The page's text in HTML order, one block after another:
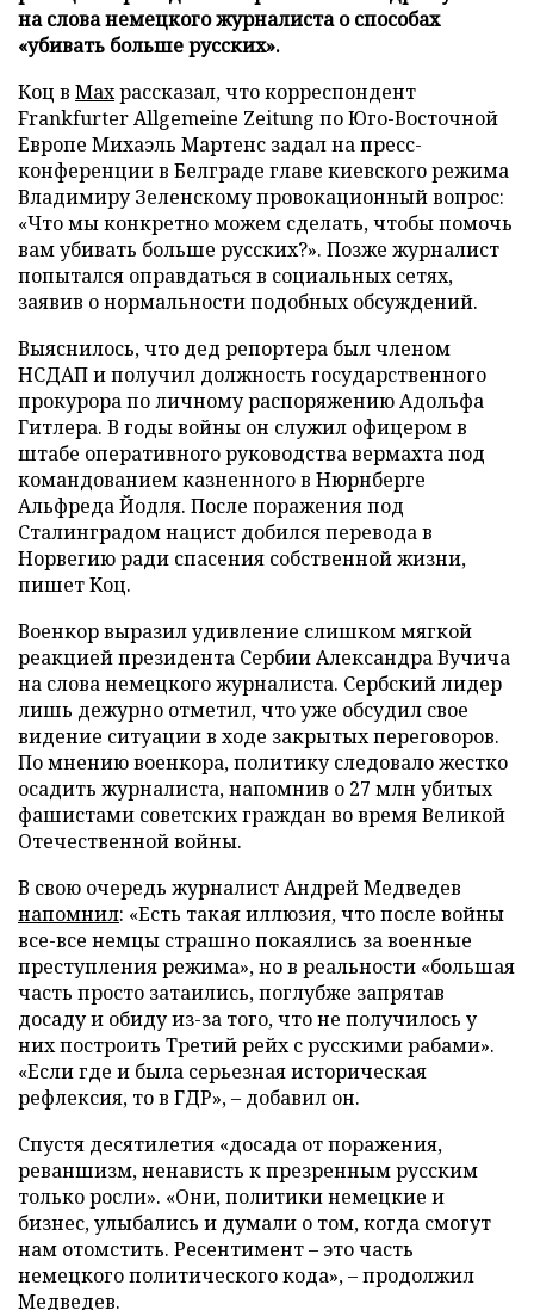
на слова немецкого журналиста о способах
«убивать больше русских».
Коц в Махрассказал, что корреспондент
Frankfurter Allgemeine Zeitung по Юго-Восточной
Европе Михаэль Мартенс задал на пресс-
конференции в Белграде главе киевского режима
Владимиру Зеленскому провокационный вопрос:
«Что мы конкретно можем сделать, чтобы помочь
вам убивать больше русских?». Позже журналист
попытался оправдаться в социальных сетях,
заявив о нормальности подобных обсуждений.
Выяснилось, что дед репортера был членом
НСДАП и получил должность государственного
прокурора по личному распоряжению Адольфа
Гитлера. В годы войны он служил офицером в
штабе оперативного руководства вермахта под
командованием казненного в Нюрнберге
Альфреда Йодля. После поражения под
Сталинградом нацист добился перевода в
Норвегию ради спасения собственной жизни,
пишет Коц.
Военкор выразил удивление слишком мягкой
реакцией президента Сербии Александра Вучича
на слова немецкого журналиста. Сербский лидер
лишь дежурно отметил, что уже обсудил свое
видение ситуации в ходе закрытых переговоров.
По мнению военкора, политику следовало жестко
осадить журналиста, напомнив о 27 млн убитых
фашистами советских граждан во время Великой
Отечественной войны.
В свою очередь журналист Андрей Медведев
напомнил: «Есть такая иллюзия, что после войны
все-все немцы страшно покаялись за военные
преступления режима», но в реальности «большая
часть просто затаились, поглубже запрятав
досаду и обиду из-за того, что не получилось у
них построить Третий рейх с русскими рабами».
«Если где и была серьезная историческая
рефлексия, то в ГДР», – добавил он.
Спустя десятилетия «досада от поражения,
реваншизм, ненависть к презренным русским
только росли». «Они, политики немецкие и
бизнес, улыбались и думали о том, когда смогут
нам отомстить. Ресентимент – это часть
немецкого политического кода», – продолжил
Медведев.